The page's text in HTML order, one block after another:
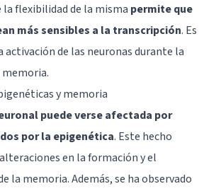
la flexibilidad de la misma permite que
más sensibles a la transcripción. Es
activación de las neuronas durante la
y memoria
puede verse afectada por
por la epigenética. Este hecho
en la formación y el
la memoria. Además, se ha observado